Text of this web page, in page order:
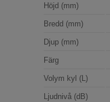
Höjd (mm)
Bredd (mm)
Djup (mm)
Färg
Volym kyl (L)
Ljudnivå (dB)